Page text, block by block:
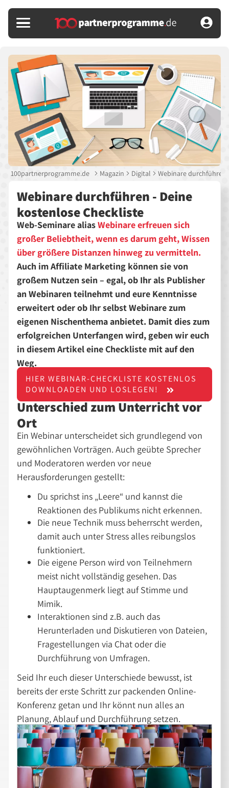
100partnerprogramme.de Magazin Digital Webinare durchführen
Webinare durchführen - Deine
kostenlose Checkliste
Web-Seminare aliasWebinare erfreuen sich
großer Beliebtheit, wenn es darum geht, Wissen
über größere Distanzen hinweg zu vermitteln.
Auch im Affiliate Marketing können sie von
großem Nutzen sein – egal, ob Ihr als Publisher
an Webinaren teilnehmt und eure Kenntnisse
erweitert oder ob Ihr selbst Webinare zum
eigenen Nischenthema anbietet. Damit dies zum
erfolgreichen Unterfangen wird, geben wir euch
in diesem Artikel eine Checkliste mit auf den
Weg.
HIER WEBINAR-CHECKLISTE KOSTENLOS
DOWNLOADEN UND LOSLEGEN!
Unterschied zum Unterricht vor
Ort
Ein Webinar unterscheidet sich grundlegend von
gewöhnlichen Vorträgen. Auch geübte Sprecher
und Moderatoren werden vor neue
Herausforderungen gestellt:
Du sprichst ins „Leere“ und kannst die
Reaktionen des Publikums nicht erkennen.
Die neue Technik muss beherrscht werden,
damit auch unter Stress alles reibungslos
funktioniert.
Die eigene Person wird von Teilnehmern
meist nicht vollständig gesehen. Das
Hauptaugenmerk liegt auf Stimme und
Mimik.
Interaktionen sind z.B. auch das
Herunterladen und Diskutieren von Dateien,
Fragestellungen via Chat oder die
Durchführung von Umfragen.
Seid Ihr euch dieser Unterschiede bewusst, ist
bereits der erste Schritt zur packenden Online-
Konferenz getan und Ihr könnt nun alles an
Planung, Ablauf und Durchführung setzen.